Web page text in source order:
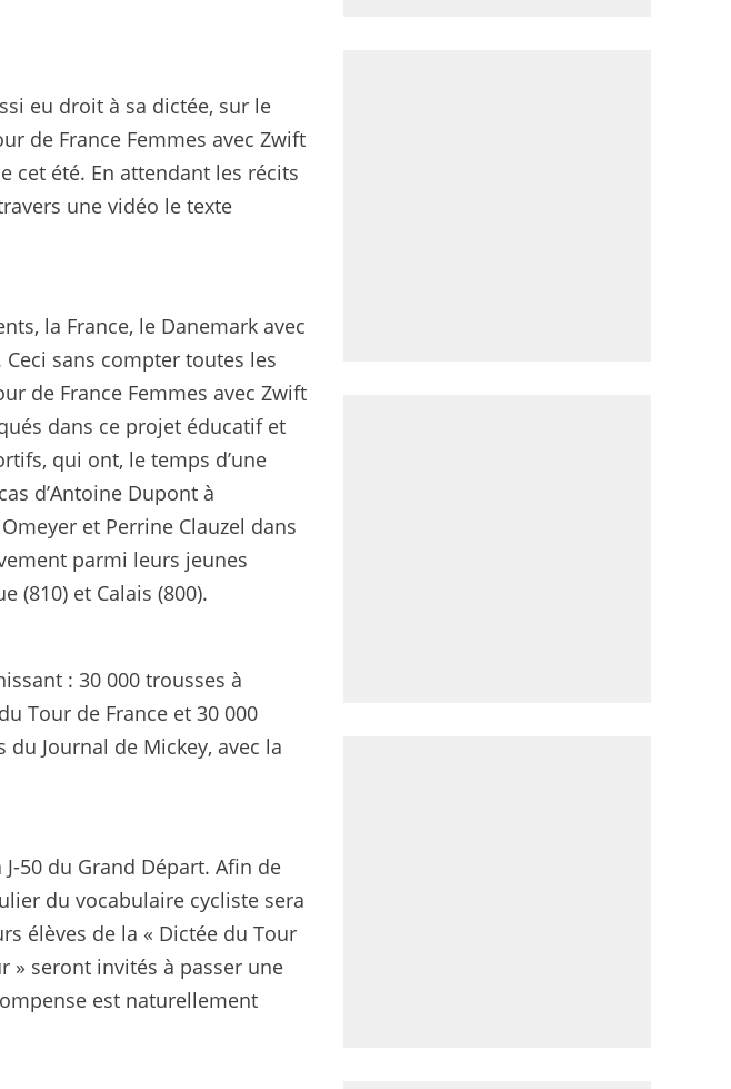
eu droit à sa dictée, sur le
de France Femmes avec Zwift
cet été. En attendant les récits
une vidéo le texte
la France, le Danemark avec
Ceci sans compter toutes les
de France Femmes avec Zwift
dans ce projet éducatif et
qui ont, le temps d’une
d’Antoine Dupont à
et Perrine Clauzel dans
parmi leurs jeunes
(810) et Calais (800).
: 30 000 trousses à
Tour de France et 30 000
Journal de Mickey, avec la
50 du Grand Départ. Afin de
du vocabulaire cycliste sera
élèves de la « Dictée du Tour
» seront invités à passer une
est naturellement